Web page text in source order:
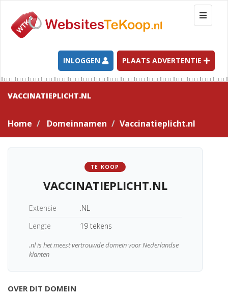
T
o
g
l
e
n
a
t
INLOGGEN PLAATS ADVERTENTIE
VACCINATIEPLICHT.NL
Home Domeinnamen Vaccinatieplicht.nl
TE KOOP
VACCINATIEPLICHT.NL
Extensie
.NL
Lengte
19 tekens
.nl is het meest vertrouwde domein voor Nederlandse
klanten
OVER DIT DOMEIN